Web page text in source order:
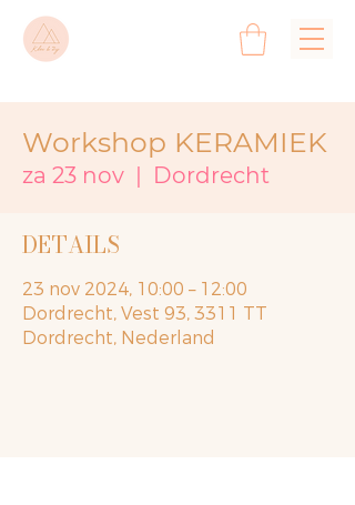
Workshop KERAMIEK
za 23 nov
  |
Dordrecht
DETAILS
23 nov 2024, 10:00 – 12:00
Dordrecht, Vest 93, 3311 TT
Dordrecht, Nederland